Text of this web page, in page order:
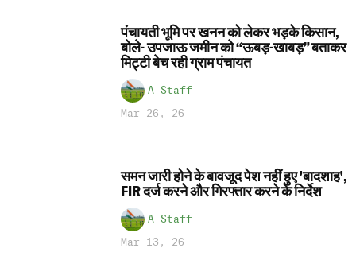
पंचायती भूमि पर खनन को लेकर भड़के किसान,
बोले- उपजाऊ जमीन को “ऊबड़-खाबड़” बताकर
मिट्टी बेच रही ग्राम पंचायत
A Staff
Mar 26, 26
समन जारी होने के बावजूद पेश नहीं हुए 'बादशाह',
FIR दर्ज करने और गिरफ्तार करने के निर्देश
A Staff
Mar 13, 26